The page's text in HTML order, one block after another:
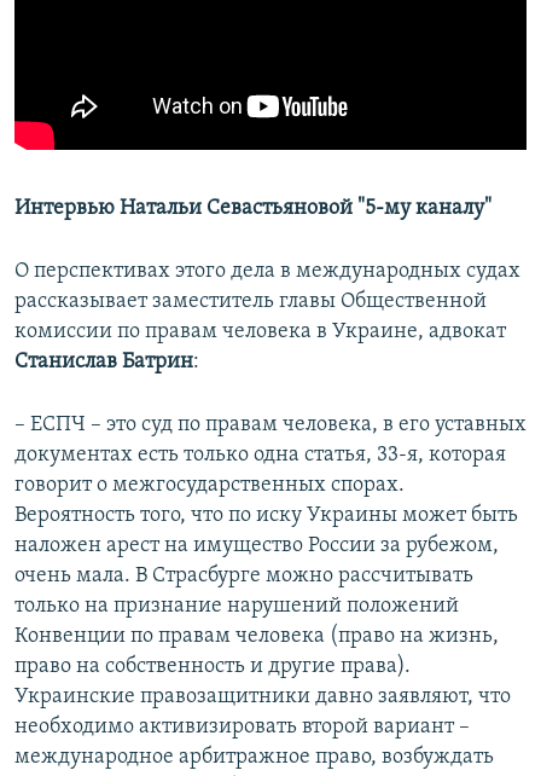
Интервью Натальи Севастьяновой "5-му каналу"
О перспективах этого дела в международных судах
рассказывает заместитель главы Общественной
комиссии по правам человека в Украине, адвокат
Станислав Батрин:
– ЕСПЧ – это суд по правам человека, в его уставных
документах есть только одна статья, 33-я, которая
говорит о межгосударственных спорах.
Вероятность того, что по иску Украины может быть
наложен арест на имущество России за рубежом,
очень мала. В Страсбурге можно рассчитывать
только на признание нарушений положений
Конвенции по правам человека (право на жизнь,
право на собственность и другие права).
Украинские правозащитники давно заявляют, что
необходимо активизировать второй вариант –
международное арбитражное право, возбуждать